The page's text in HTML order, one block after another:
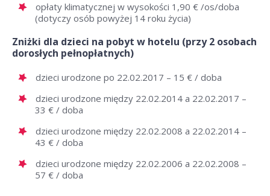
opłaty klimatycznej w wysokości 1,90 € /os/doba
(dotyczy osób powyżej 14 roku życia)
Zniżki dla dzieci na pobyt w hotelu (przy 2 osobach
dorosłych pełnopłatnych)
dzieci urodzone po 22.02.2017 – 15 € / doba
dzieci urodzone między 22.02.2014 a 22.02.2017 –
33 € / doba
dzieci urodzone między 22.02.2008 a 22.02.2014 –
43 € / doba
dzieci urodzone między 22.02.2006 a 22.02.2008 –
57 € / doba